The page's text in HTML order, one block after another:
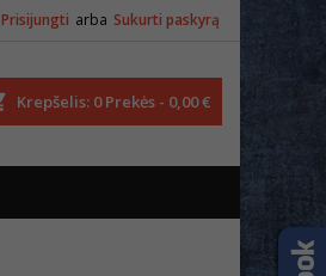
Prisijungti arba Sukurti paskyrą
Krepšelis 0 Prekės - 0,00 €